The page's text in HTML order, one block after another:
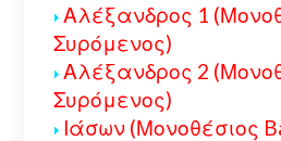
Αλέξανδρος 1
Συρόμενος)
Αλέξανδρος 2
Συρόμενος)
Ιάσων (Μονοθέσιος